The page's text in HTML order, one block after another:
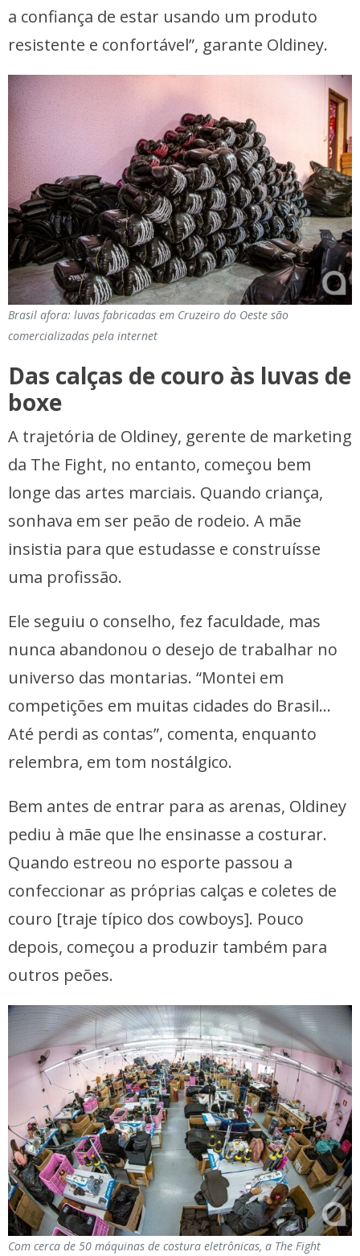
a confiança de estar usando um produto
resistente e confortável”, garante Oldiney.
Brasil afora: luvas fabricadas em Cruzeiro do Oeste são
comercializadas pela internet
Das calças de couro às luvas de
boxe
A trajetória de Oldiney, gerente de marketing
da The Fight, no entanto, começou bem
longe das artes marciais. Quando criança,
sonhava em ser peão de rodeio. A mãe
insistia para que estudasse e construísse
uma profissão.
Ele seguiu o conselho, fez faculdade, mas
nunca abandonou o desejo de trabalhar no
universo das montarias. “Montei em
competições em muitas cidades do Brasil…
Até perdi as contas”, comenta, enquanto
relembra, em tom nostálgico.
Bem antes de entrar para as arenas, Oldiney
pediu à mãe que lhe ensinasse a costurar.
Quando estreou no esporte passou a
confeccionar as próprias calças e coletes de
couro [traje típico dos cowboys]. Pouco
depois, começou a produzir também para
outros peões.
Com cerca de 50 máquinas de costura eletrônicas, a The Fight